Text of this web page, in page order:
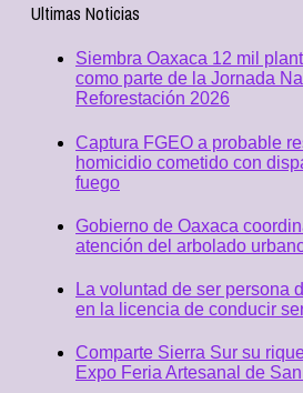
Ultimas Noticias
Siembra Oaxaca 12 mil
como parte de la Jornada
Reforestación 2026
Captura FGEO a probable
homicidio cometido con
fuego
Gobierno de Oaxaca
atención del arbolado
La voluntad de ser persona
en la licencia de conducir
Comparte Sierra Sur su
Expo Feria Artesanal de